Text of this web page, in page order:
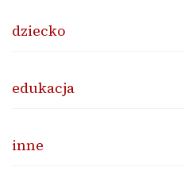
dziecko
edukacja
inne